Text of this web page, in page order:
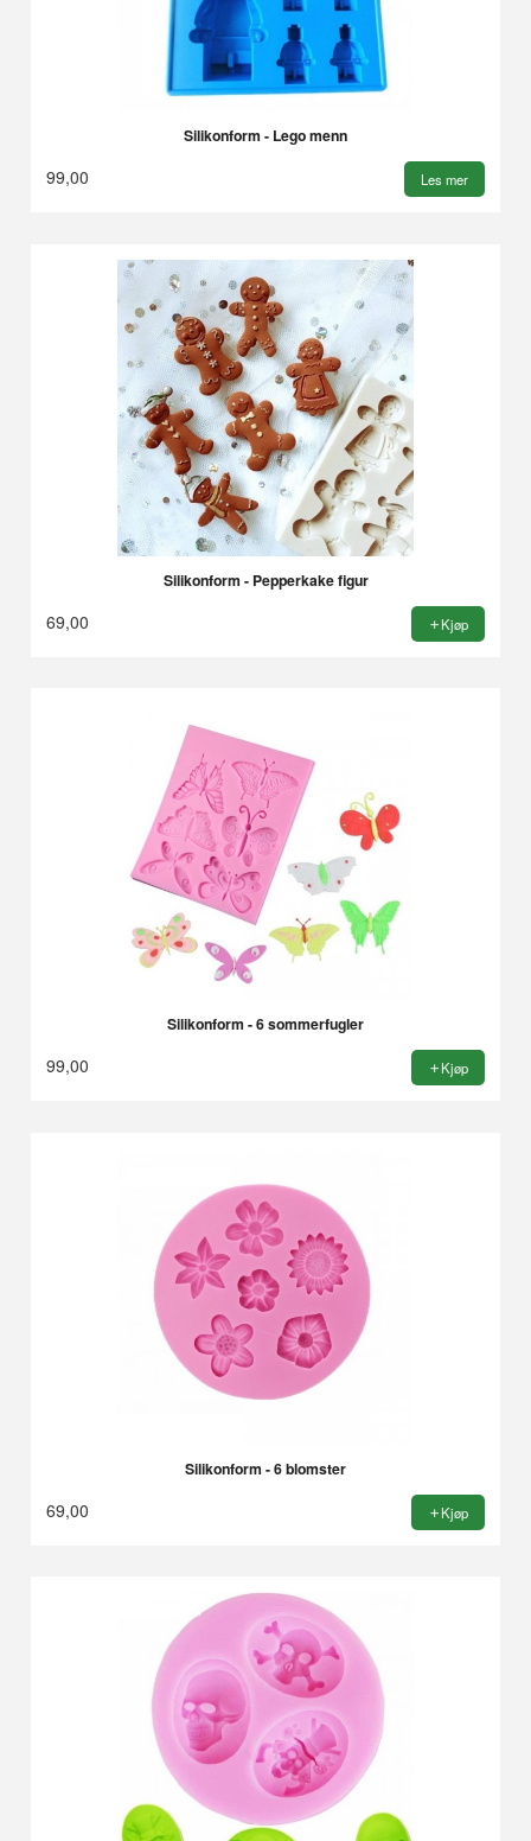
Silikonform - Lego menn
99,00 Les mer
Silikonform - Pepperkake figur
69,00 Kjøp
Silikonform - 6 sommerfugler
99,00 Kjøp
Silikonform - 6 blomster
69,00 Kjøp